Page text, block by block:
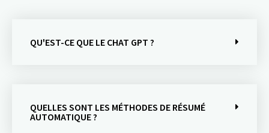
QU'EST-CE QUE LE CHAT GPT ?
QUELLES SONT LES MÉTHODES DE RÉSUMÉ
AUTOMATIQUE ?